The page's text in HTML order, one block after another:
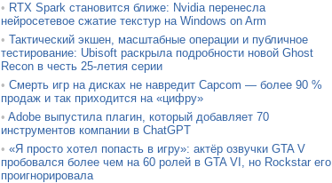
• RTX Spark становится ближе: Nvidia перенесла
нейросетевое сжатие текстур на Windows on Arm
• Тактический экшен, масштабные операции и публичное
тестирование: Ubisoft раскрыла подробности новой Ghost
Recon в честь 25-летия серии
• Смерть игр на дисках не навредит Capcom — более 90 %
продаж и так приходится на «цифру»
• Adobe выпустила плагин, который добавляет 70
инструментов компании в ChatGPT
• «Я просто хотел попасть в игру»: актёр озвучки GTA V
пробовался более чем на 60 ролей в GTA VI, но Rockstar его
проигнорировала